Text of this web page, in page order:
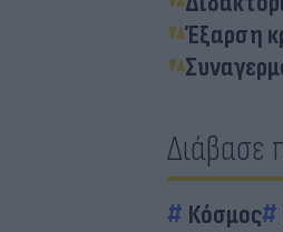
Έξαρση
Διάβασε
Κόσμος